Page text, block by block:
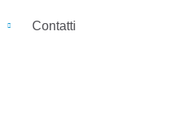
Contatti